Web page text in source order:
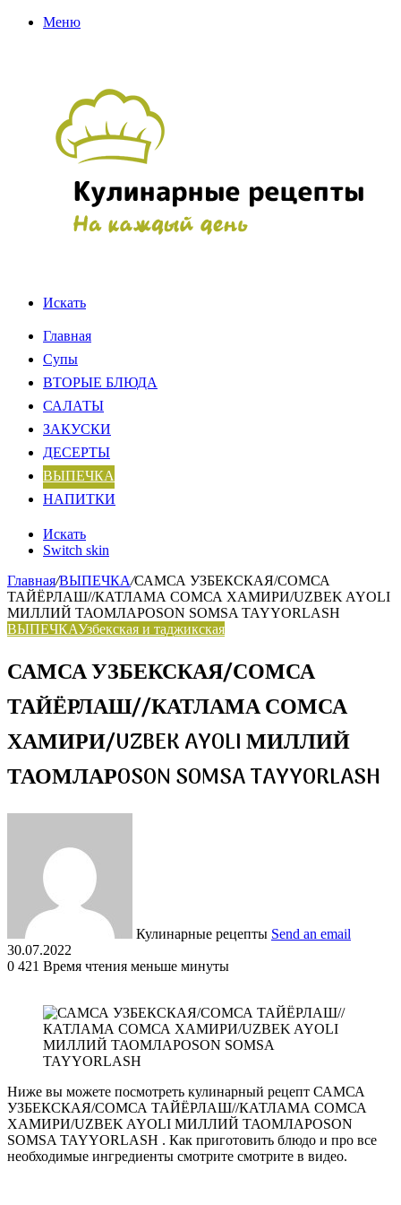
Меню
Искать
Главная
Супы
ВТОРЫЕ БЛЮДА
САЛАТЫ
ЗАКУСКИ
ДЕСЕРТЫ
ВЫПЕЧКА
НАПИТКИ
Искать
Switch skin
Главная/ВЫПЕЧКА/САМСА УЗБЕКСКАЯ/СОМСА
ТАЙЁРЛАШ//КАТЛАМА СОМСА ХАМИРИ/UZBEK AYOLI
МИЛЛИЙ ТАОМЛАРOSON SOMSA TAYYORLASH
ВЫПЕЧКАУзбекская и таджикская
САМСА УЗБЕКСКАЯ/СОМСА
ТАЙЁРЛАШ//КАТЛАМА СОМСА
ХАМИРИ/UZBEK AYOLI МИЛЛИЙ
ТАОМЛАРOSON SOMSA TAYYORLASH
Кулинарные рецепты Send an email
30.07.2022
0 421 Время чтения меньше минуты
Ниже вы можете посмотреть кулинарный рецепт САМСА
УЗБЕКСКАЯ/СОМСА ТАЙЁРЛАШ//КАТЛАМА СОМСА
ХАМИРИ/UZBEK AYOLI МИЛЛИЙ ТАОМЛАРOSON
SOMSA TAYYORLASH . Как приготовить блюдо и про все
необходимые ингредиенты смотрите смотрите в видео.